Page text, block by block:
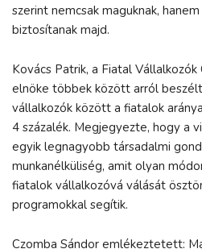
szerint nemcsak maguknak,
biztosítanak majd.
Kovács Patrik, a Fiatal
elnöke többek között arról
vállalkozók között a fiatalok
4 százalék. Megjegyezte, hogy a
egyik legnagyobb társadalmi
munkanélküliség, amit olyan
fiatalok vállalkozóvá válását
programokkal segítik.
Czomba Sándor emlékeztetett: